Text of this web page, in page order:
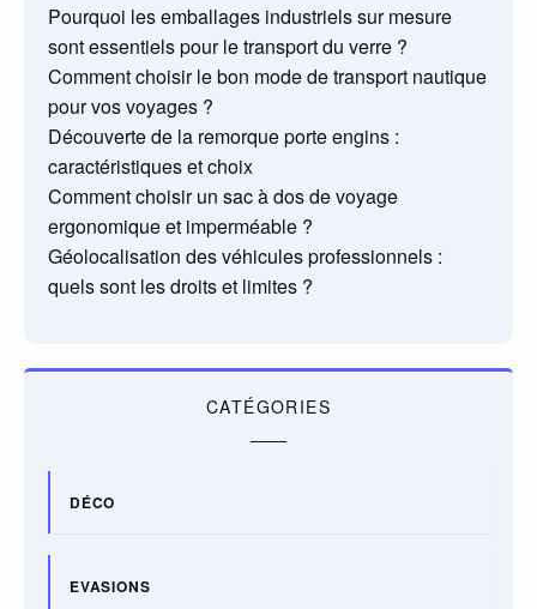
Pourquoi les emballages industriels sur mesure
sont essentiels pour le transport du verre ?
Comment choisir le bon mode de transport nautique
pour vos voyages ?
Découverte de la remorque porte engins :
caractéristiques et choix
Comment choisir un sac à dos de voyage
ergonomique et imperméable ?
Géolocalisation des véhicules professionnels :
quels sont les droits et limites ?
CATÉGORIES
DÉCO
EVASIONS